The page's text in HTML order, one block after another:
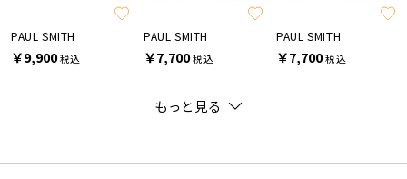
PAUL SMITH
￥9,900税込
PAUL SMITH
￥7,700税込
PAUL SMITH
￥7,700税込
もっと見る